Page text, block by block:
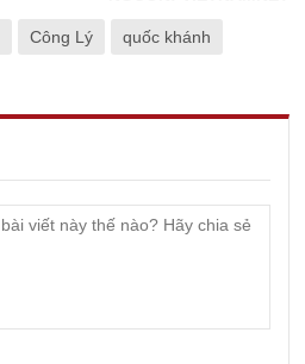
Công Lý quốc khánh